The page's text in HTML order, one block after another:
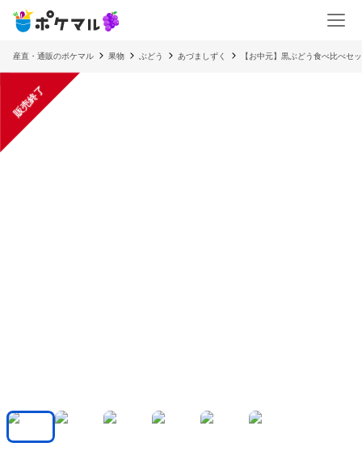
産直・通販のポケマル 果物 ぶどう あづましずく 【お中元】黒ぶどう食べ比べ
販売終了